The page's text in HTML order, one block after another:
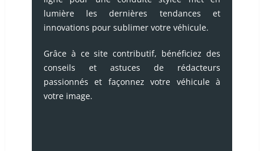
lumière les dernières tendances et
innovations pour sublimer votre véhicule.
Grâce à ce site contributif, bénéficiez des
conseils et astuces de rédacteurs
passionnés et façonnez votre véhicule à
votre image.